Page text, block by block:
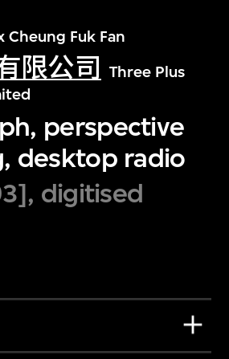
Cheung Fuk Fan
限公司
Three Plus
perspective
desktop radio
digitised